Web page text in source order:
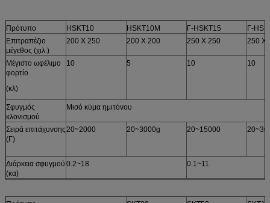
Πρότυπο HSKT10 HSKT10M Γ-HSKT15
Γ-
Επιτραπέζιο
μέγεθος (χιλ.)
200 X 250 200 X 200 250 X 250 250 X
Μέγιστο ωφέλιμο
φορτίο
(κλ)
10 5 10 10
Σφυγμός
κλονισμού
Μισό κύμα ημιτόνου
Σειρά επιτάχυνσης
(Γ)
20~2000 20~3000g 20~15000
Διάρκεια σφυγμού
(κα)
0.2~18 0.1~11